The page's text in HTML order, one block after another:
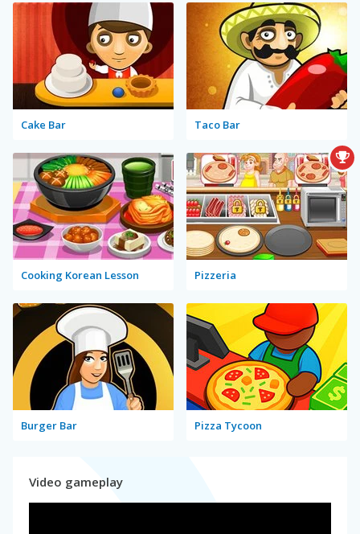
Cake Bar Taco Bar
Cooking Korean Lesson Pizzeria
Burger Bar Pizza Tycoon
Video gameplay